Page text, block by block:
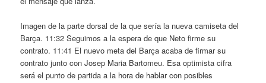
Imagen de la parte dorsal de la que sería la nueva camiseta del
Barça. 11:32 Seguimos a la espera de que Neto firme su
contrato. 11:41 El nuevo meta del Barça acaba de firmar su
contrato junto con Josep Maria Bartomeu. Esa optimista cifra
será el punto de partida a la hora de hablar con posibles